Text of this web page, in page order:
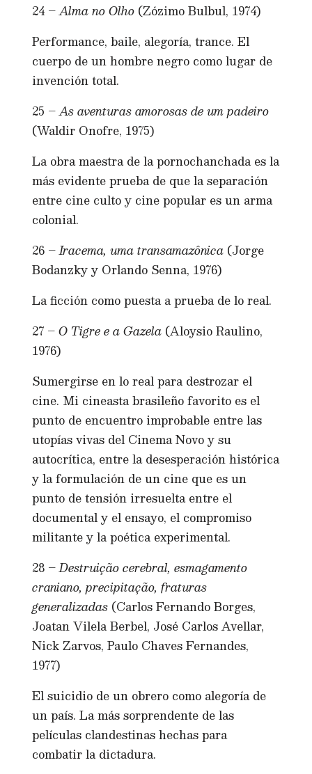
24 –Alma no Olho (Zózimo Bulbul, 1974)
Performance, baile, alegoría, trance. El
cuerpo de un hombre negro como lugar de
invención total.
25 –As aventuras amorosas de um padeiro
(Waldir Onofre, 1975)
La obra maestra de la pornochanchada es la
más evidente prueba de que la separación
entre cine culto y cine popular es un arma
colonial.
26 –Iracema, uma transamazônica (Jorge
Bodanzky y Orlando Senna, 1976)
La ficción como puesta a prueba de lo real.
27 –O Tigre e a Gazela (Aloysio Raulino,
1976)
Sumergirse en lo real para destrozar el
cine. Mi cineasta brasileño favorito es el
punto de encuentro improbable entre las
utopías vivas del Cinema Novo y su
autocrítica, entre la desesperación histórica
y la formulación de un cine que es un
punto de tensión irresuelta entre el
documental y el ensayo, el compromiso
militante y la poética experimental.
28 –Destruição cerebral, esmagamento
craniano, precipitação, fraturas
generalizadas (Carlos Fernando Borges,
Joatan Vilela Berbel, José Carlos Avellar,
Nick Zarvos, Paulo Chaves Fernandes,
1977)
El suicidio de un obrero como alegoría de
un país. La más sorprendente de las
películas clandestinas hechas para
combatir la dictadura.